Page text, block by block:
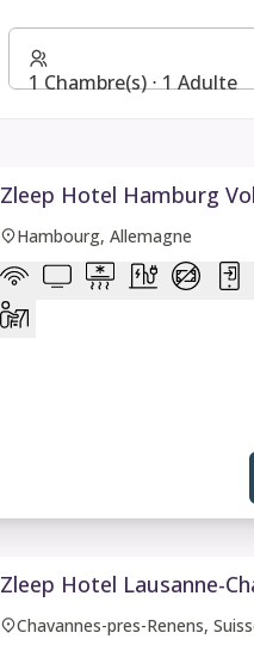
1 Chambre(s) ⋅ 1 Adulte
Zleep Hotel Hamburg
Hambourg, Allemagne
Zleep Hotel Lausanne-
Chavannes-pres-Renens,